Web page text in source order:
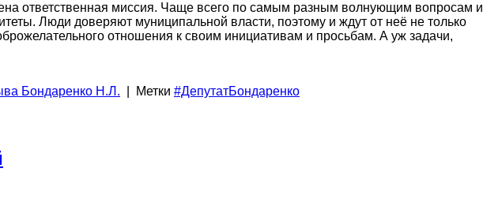
ответственная миссия. Чаще всего по самым разным волнующим вопросам и
Люди доверяют муниципальной власти, поэтому и ждут от неё не только
отношения к своим инициативам и просьбам. А уж задачи,
Бондаренко Н.Л. Метки #ДепутатБондаренко